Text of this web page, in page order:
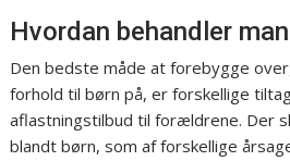
Hvordan behandler
Den bedste måde at forebygge
forhold til børn på, er forskellige
aflastningstilbud til forældrene. Der
blandt børn, som af forskellige